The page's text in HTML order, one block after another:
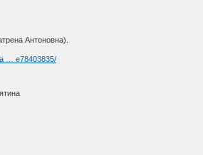
Антоновна).
… e78403835/